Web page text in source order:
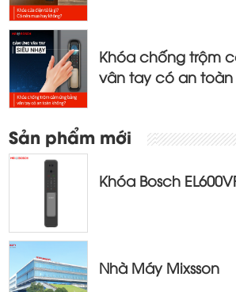
Khóa chống trộm
vân tay có an toàn
Sản phẩm mới
Khóa Bosch
Nhà Máy Mixsson